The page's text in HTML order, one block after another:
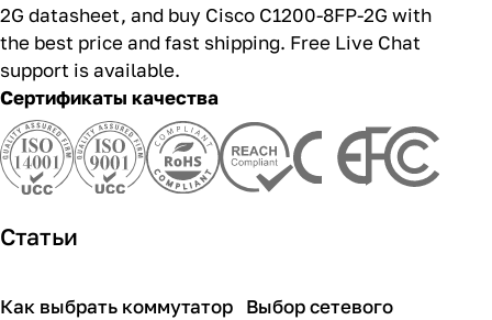
2G datasheet, and buy Cisco C1200-8FP-2G with
the best price and fast shipping. Free Live Chat
support is available.
Сертификаты качества
Статьи
Советы покупателям
Как выбрать коммутатор
Советы покупателям
Выбор сетевого